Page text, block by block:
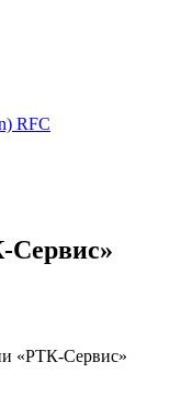
RFC
Сервис»
«РТК-Сервис»